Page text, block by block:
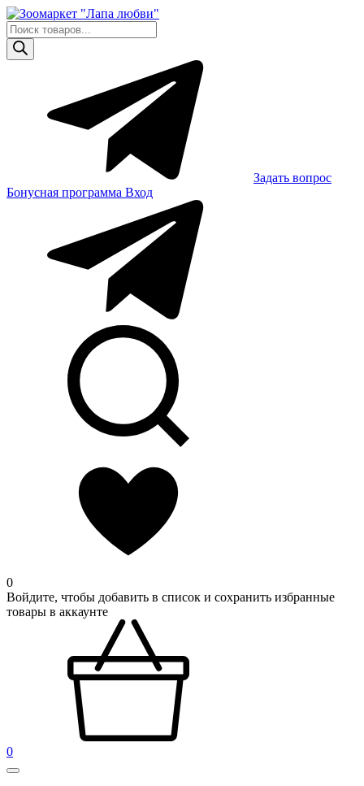
Skip
to
content
Поиск
товаров
Задать вопрос
Бонусная программа Вход
0
Войдите, чтобы добавить в список и сохранить избранные
товары в аккаунте
0